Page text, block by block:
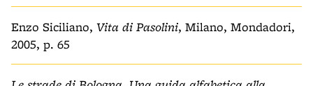
Enzo Siciliano, Vita di Pasolini, Milano, Mondadori,
2005, p. 65